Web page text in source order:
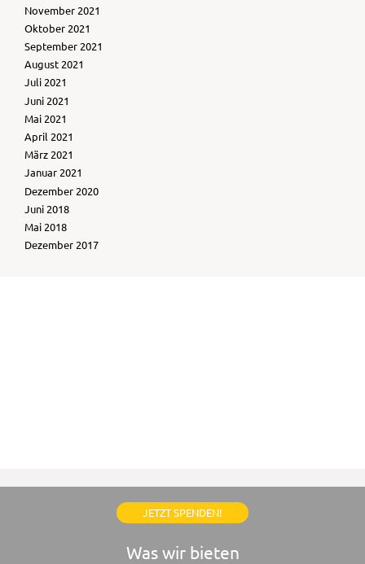
November 2021
Oktober 2021
September 2021
August 2021
Juli 2021
Juni 2021
Mai 2021
April 2021
März 2021
Januar 2021
Dezember 2020
Juni 2018
Mai 2018
Dezember 2017
JETZT SPENDEN!
Was wir bieten